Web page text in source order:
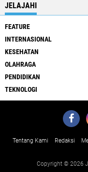
JELAJAHI
FEATURE
INTERNASIONAL
KESEHATAN
OLAHRAGA
PENDIDIKAN
TEKNOLOGI
Tentang Kami Redaksi
Copyright © 2026